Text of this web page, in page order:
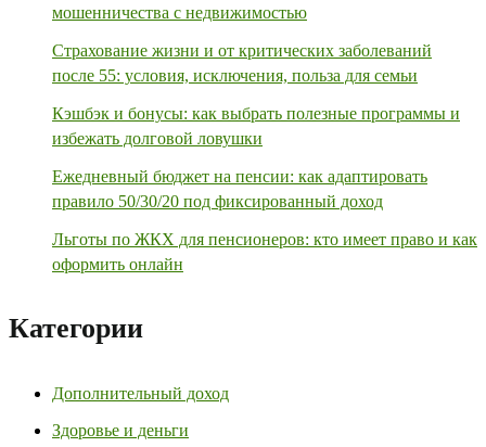
мошенничества с недвижимостью
Страхование жизни и от критических заболеваний
после 55: условия, исключения, польза для семьи
Кэшбэк и бонусы: как выбрать полезные программы и
избежать долговой ловушки
Ежедневный бюджет на пенсии: как адаптировать
правило 50/30/20 под фиксированный доход
Льготы по ЖКХ для пенсионеров: кто имеет право и как
оформить онлайн
Категории
Дополнительный доход
Здоровье и деньги